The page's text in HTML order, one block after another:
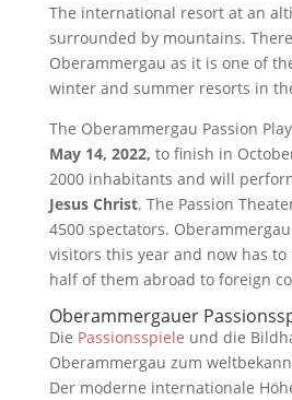
The international resort at an
surrounded by mountains.
Oberammergau as it is one of
winter and summer resorts in
The Oberammergau Passion
May 14, 2022, to finish in
2000 inhabitants and will
Jesus Christ. The Passion
4500 spectators.
visitors this year and now has
half of them abroad to foreign
Oberammergauer
Die Passionsspiele und die
Oberammergau zum
Der moderne internationale